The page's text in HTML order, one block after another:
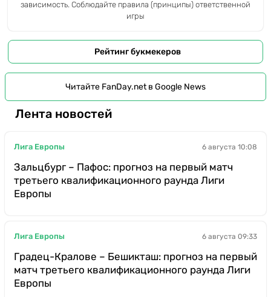
зависимость. Соблюдайте правила (принципы) ответственной
игры
Рейтинг букмекеров
Читайте FanDay.net в Google News
Лента новостей
Лига Европы 6 августа 10:08
Зальцбург – Пафос: прогноз на первый матч
третьего квалификационного раунда Лиги
Европы
Лига Европы 6 августа 09:33
Градец-Кралове – Бешикташ: прогноз на первый
матч третьего квалификационного раунда Лиги
Европы